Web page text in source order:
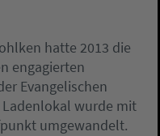
hatte 2013 die
engagierten
Evangelischen
wurde mit
umgewandelt.